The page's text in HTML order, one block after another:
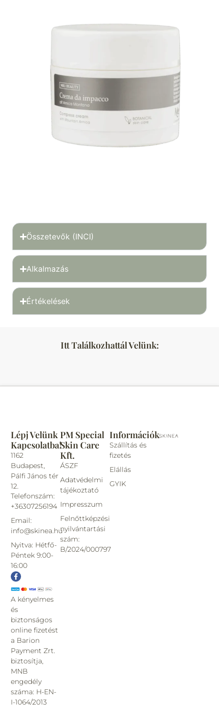
Összetevők (INCI)
Alkalmazás
Értékelések
Itt Találkozhattál Velünk:
Információk
Szállítás és
fizetés
Elállás
GYIK
PM Special
Skin Care
Kft.
ÁSZF
Adatvédelmi
tájékoztató
Impresszum
Felnőttképzési
nyilvántartási
szám:
B/2024/000797
Lépj Velünk
Kapcsolatba!
1162
Budapest,
Pálfi János tér
12.
Telefonszám:
+36307256194
Email:
info@skinea.hu
Nyitva: Hétfő-
Péntek 9:00-
16:00
A kényelmes
és
biztonságos
online fizetést
a Barion
Payment Zrt.
biztosítja,
MNB
engedély
száma: H-EN-
I-1064/2013